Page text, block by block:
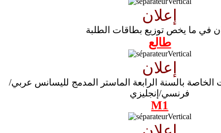
إعلان
في ما يخص توزيع بطاقات الطلبة
طالع
إعلان
الخاصة بالسنة الرابعة الماستر المدمج لليسانس عربي/
فرنسي/إنجليزي
M1